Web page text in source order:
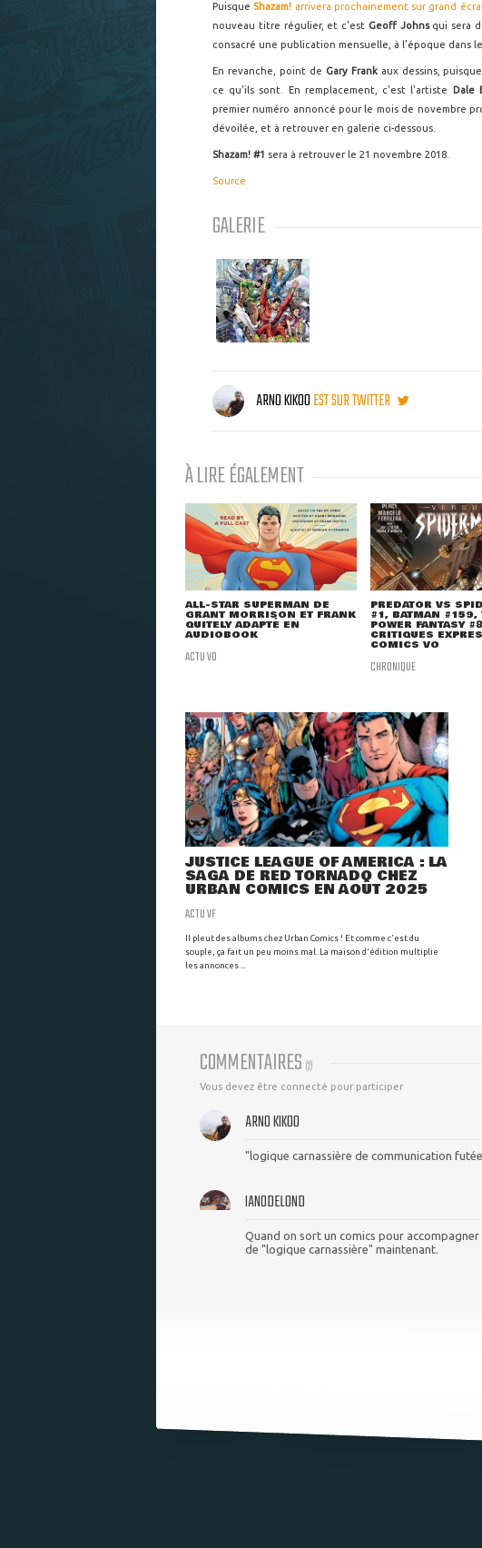
Puisque Shazam! arrivera prochainement sur grand
nouveau titre régulier, et c'est Geoff Johns qui sera
consacré une publication mensuelle, à l'époque dans
En revanche, point de Gary Frank aux dessins,
ce qu'ils sont. En remplacement, c'est l'artiste
Dale
premier numéro annoncé pour le mois de novembre
dévoilée, et à retrouver en galerie ci-dessous.
Shazam! #1 sera à retrouver le 21 novembre 2018.
Source
GALERIE
ARNO KIKOOEST SUR TWITTER
À LIRE ÉGALEMENT
ALL-STAR SUPERMAN DE
GRANT MORRISON ET FRANK
QUITELY ADAPTÉ EN
AUDIOBOOK
ACTU VO
PREDATOR VS
#1, BATMAN #159,
POWER FANTASY
CRITIQUES
COMICS VO
CHRONIQUE
JUSTICE LEAGUE OF AMERICA : LA
SAGA DE RED TORNADO CHEZ
URBAN COMICS EN AOÛT 2025
ACTU VF
Il pleut des albums chez Urban Comics ! Et comme c'est du
souple, ça fait un peu moins mal. La maison d'édition multiplie
les annonces ...
COMMENTAIRES (2)
Vous devez être connecté pour participer
ARNO KIKOO
"logique carnassière de communication
IAN0DELOND
Quand on sort un comics pour
de "logique carnassière" maintenant.